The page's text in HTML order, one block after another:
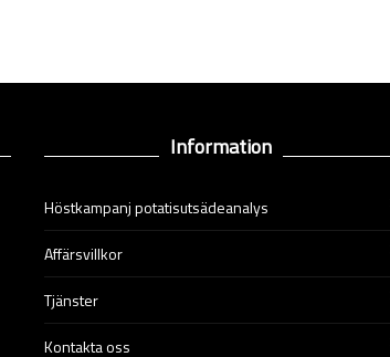
Information
Höstkampanj potatisutsädeanalys
Affärsvillkor
Tjänster
Kontakta oss